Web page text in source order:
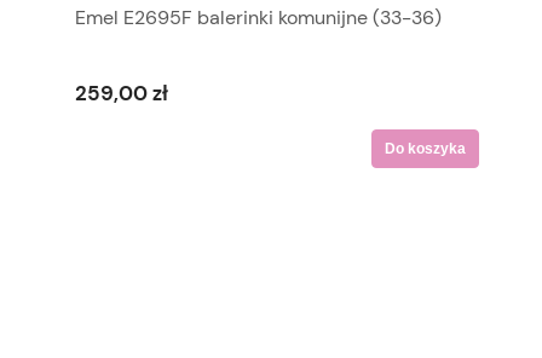
Emel E2695F balerinki komunijne (33-36)
259,00 zł
Do koszyka